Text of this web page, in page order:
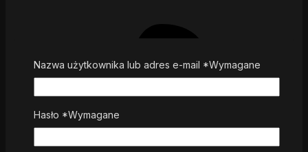
Nazwa użytkownika lub adres e-mail *Wymagane
Hasło *Wymagane